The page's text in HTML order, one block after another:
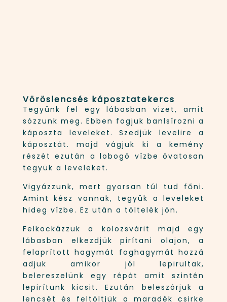
Vöröslencsés káposztatekercs
Tegyünk fel egy lábasban vizet, amit
sózzunk meg. Ebben fogjuk banlsírozni a
káposzta leveleket. Szedjük levelire a
káposztát. majd vágjuk ki a kemény
részét ezután a lobogó vízbe óvatosan
tegyük a leveleket.
Vigyázzunk, mert gyorsan túl tud főni.
Amint kész vannak, tegyük a leveleket
hideg vízbe. Ez után a töltelék jön.
Felkockázzuk a kolozsvárit majd egy
lábasban elkezdjük pirítani olajon, a
felaprított hagymát foghagymát hozzá
adjuk amikor jól lepirultak,
belereszelünk egy répát amit szintén
lepirítunk kicsit. Ezután beleszórjuk a
lencsét és feltöltjük a maradék csirke